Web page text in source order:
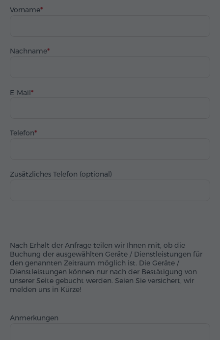
Vorname
Nachname
E-Mail
Telefon
Zusätzliches Telefon (optional)
Nach Erhalt der Anfrage teilen wir Ihnen mit, ob die
Buchung der ausgewählten Geräte / Dienstleistungen für
den genannten Zeitraum möglich ist. Die Geräte /
Dienstleistungen können nur nach der Bestätigung von
unserer Seite gebucht werden. Seien Sie versichert, wir
melden uns in Kürze!
Anmerkungen